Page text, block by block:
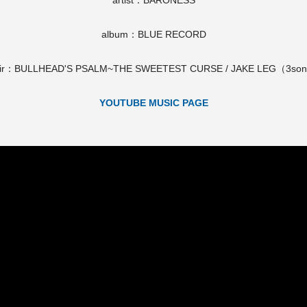
album：BLUE RECORD
：BULLHEAD'S PSALM~THE SWEETEST CURSE / JAKE LEG（
YOUTUBE MUSIC PAGE